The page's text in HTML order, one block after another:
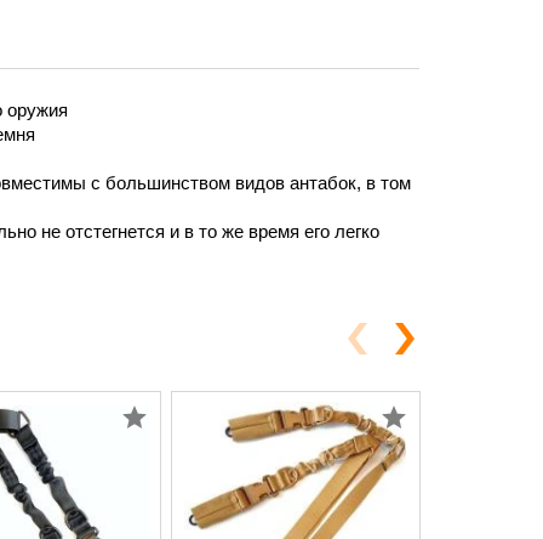
оружия
с большинством видов антабок, в том
не отстегнется и в то же время его легко